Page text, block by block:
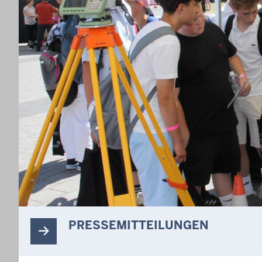
PRESSEMITTEILUNGEN